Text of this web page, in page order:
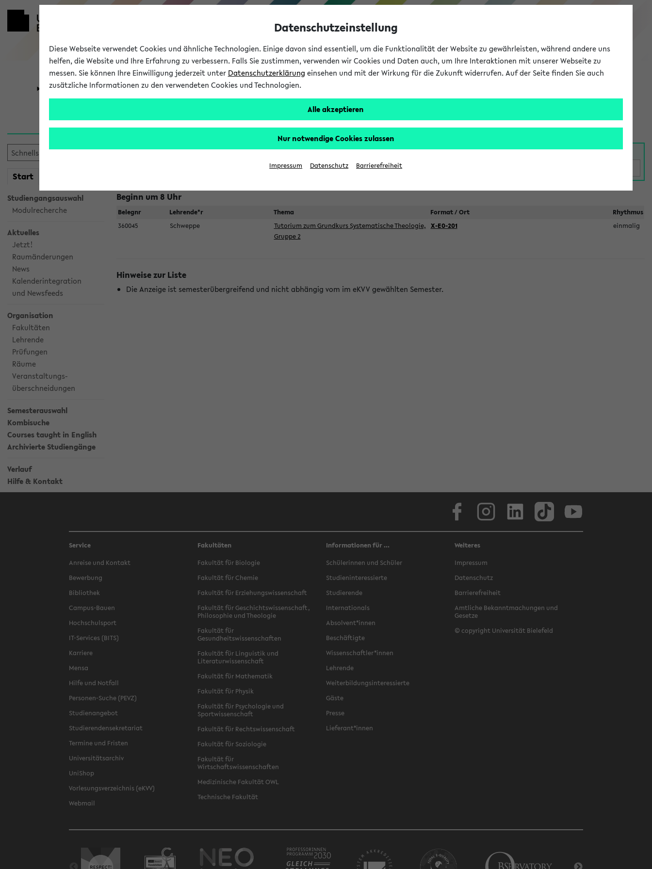
eKVV
Universität Forschung Studium
Start
Studiengangsauswahl
Modulrecherche
Aktuelles
Jetzt!
Raumänderungen
News
Kalenderintegration
und Newsfeeds
Organisation
Fakultäten
Lehrende
Prüfungen
Räume
Veranstaltungs-
überschneidungen
Semesterauswahl
Kombisuche
Courses taught in English
Archivierte Studiengänge
Verlauf
Hilfe & Kontakt
Jetzt und in Kürze stattfindende Veranstaltungen
Suche:
Beginn um 8 Uhr
Belegnr Lehrende*r Thema Format / Ort
Rhythmus
360045
Schweppe
Tutorium zum Grundkurs Systematische Theologie,
Gruppe 2
X-E0-201 einmalig
Hinweise zur Liste
Die Anzeige ist semesterübergreifend und nicht abhängig vom im eKVV gewählten Semester.
Service
Anreise und Kontakt
Bewerbung
Bibliothek
Campus-Bauen
Hochschulsport
IT-Services (BITS)
Karriere
Mensa
Hilfe und Notfall
Personen-Suche (PEVZ)
Studienangebot
Studierendensekretariat
Termine und Fristen
Universitätsarchiv
UniShop
Vorlesungsverzeichnis (eKVV)
Webmail
Fakultäten
Fakultät für Biologie
Fakultät für Chemie
Fakultät für Erziehungswissenschaft
Fakultät für Geschichtswissenschaft,
Philosophie und Theologie
Fakultät für
Gesundheitswissenschaften
Fakultät für Linguistik und
Literaturwissenschaft
Fakultät für Mathematik
Fakultät für Physik
Fakultät für Psychologie und
Sportwissenschaft
Fakultät für Rechtswissenschaft
Fakultät für Soziologie
Fakultät für
Wirtschaftswissenschaften
Medizinische Fakultät OWL
Technische Fakultät
Informationen für ...
Schülerinnen und Schüler
Studieninteressierte
Studierende
Internationals
Absolvent*innen
Beschäftigte
Wissenschaftler*innen
Lehrende
Weiterbildungsinteressierte
Gäste
Presse
Lieferant*innen
Weiteres
Impressum
Datenschutz
Barrierefreiheit
Amtliche Bekanntmachungen und
Gesetze
© copyright Universität Bielefeld
Datenschutzeinstellung
Diese Webseite verwendet Cookies und ähnliche Technologien. Einige davon sind essentiell, um die Funktionalität der Website zu gewährleisten, während andere uns
helfen, die Website und Ihre Erfahrung zu verbessern. Falls Sie zustimmen, verwenden wir Cookies und Daten auch, um Ihre Interaktionen mit unserer Webseite zu
messen. Sie können Ihre Einwilligung jederzeit unter Datenschutzerklärung einsehen und mit der Wirkung für die Zukunft widerrufen. Auf der Seite finden Sie auch
zusätzliche Informationen zu den verwendeten Cookies und Technologien.
Alle akzeptieren
Nur notwendige Cookies zulassen
Impressum Datenschutz Barrierefreiheit